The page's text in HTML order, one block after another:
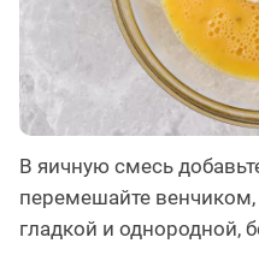
В яичную смесь
перемешайте
гладкой и однородной,